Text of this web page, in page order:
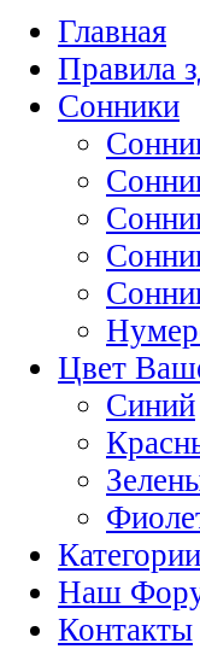
Главная
Правила
Сонники
Цвет
Синий
Категории
Наш
Контакты